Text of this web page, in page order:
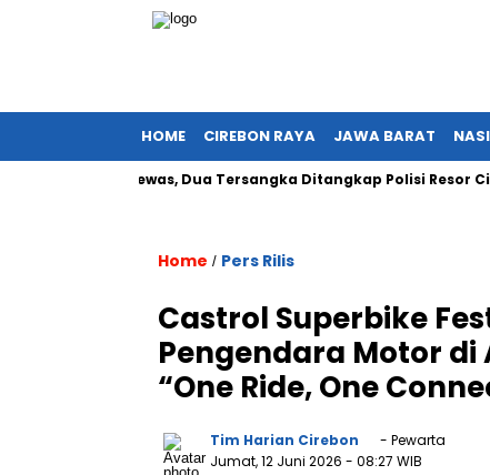
HOME CIREBON RAYA JAWA BARAT
Orang Tewas, Dua Tersangka Ditangkap Polisi Resor Cirebon
Home / Pers Rilis
Castrol Superbike
Pengendara Motor
“One Ride, One
Tim Harian Cirebon
- Pewarta
Jumat, 12 Juni 2026 - 08:27 WIB